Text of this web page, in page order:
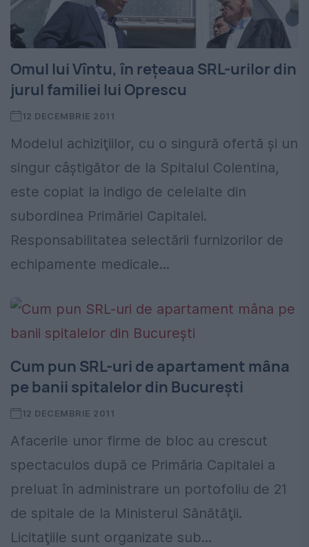
Omul lui Vîntu, în reţeaua SRL-urilor din
jurul familiei lui Oprescu
12 DECEMBRIE 2011
Modelul achiziţiilor, cu o singură ofertă şi un
singur câştigător de la Spitalul Colentina,
este copiat la indigo de celelalte din
subordinea Primăriei Capitalei.
Responsabilitatea selectării furnizorilor de
echipamente medicale...
Cum pun SRL-uri de apartament mâna
pe banii spitalelor din Bucureşti
12 DECEMBRIE 2011
Afacerile unor firme de bloc au crescut
spectaculos după ce Primăria Capitalei a
preluat în administrare un portofoliu de 21
de spitale de la Ministerul Sănătăţii.
Licitaţiile sunt organizate sub...